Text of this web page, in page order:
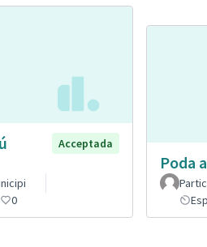
Acceptada
0
Poda